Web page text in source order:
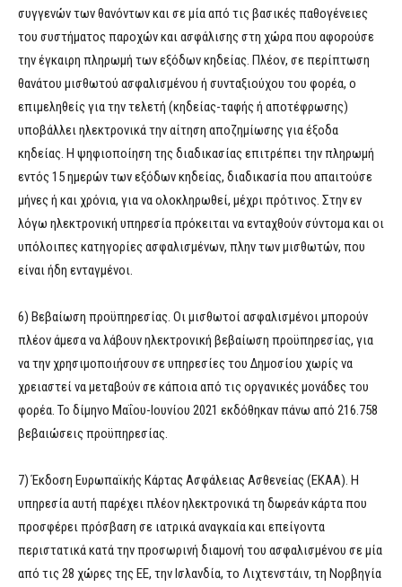
συγγενών των θανόντων και σε μία από τις βασικές παθογένειες
του συστήματος παροχών και ασφάλισης στη χώρα που αφορούσε
την έγκαιρη πληρωμή των εξόδων κηδείας. Πλέον, σε περίπτωση
θανάτου μισθωτού ασφαλισμένου ή συνταξιούχου του φορέα, ο
επιμεληθείς για την τελετή (κηδείας-ταφής ή αποτέφρωσης)
υποβάλλει ηλεκτρονικά την αίτηση αποζημίωσης για έξοδα
κηδείας. Η ψηφιοποίηση της διαδικασίας επιτρέπει την πληρωμή
εντός 15 ημερών των εξόδων κηδείας, διαδικασία που απαιτούσε
μήνες ή και χρόνια, για να ολοκληρωθεί, μέχρι πρότινος. Στην εν
λόγω ηλεκτρονική υπηρεσία πρόκειται να ενταχθούν σύντομα και οι
υπόλοιπες κατηγορίες ασφαλισμένων, πλην των μισθωτών, που
είναι ήδη ενταγμένοι.
6) Βεβαίωση προϋπηρεσίας. Οι μισθωτοί ασφαλισμένοι μπορούν
πλέον άμεσα να λάβουν ηλεκτρονική βεβαίωση προϋπηρεσίας, για
να την χρησιμοποιήσουν σε υπηρεσίες του Δημοσίου χωρίς να
χρειαστεί να μεταβούν σε κάποια από τις οργανικές μονάδες του
φορέα. Το δίμηνο Μαΐου-Ιουνίου 2021 εκδόθηκαν πάνω από 216.758
βεβαιώσεις προϋπηρεσίας.
7) Έκδοση Ευρωπαϊκής Κάρτας Ασφάλειας Ασθενείας (ΕΚΑΑ). Η
υπηρεσία αυτή παρέχει πλέον ηλεκτρονικά τη δωρεάν κάρτα που
προσφέρει πρόσβαση σε ιατρικά αναγκαία και επείγοντα
περιστατικά κατά την προσωρινή διαμονή του ασφαλισμένου σε μία
από τις 28 χώρες της ΕΕ, την Ισλανδία, το Λιχτενστάιν, τη Νορβηγία